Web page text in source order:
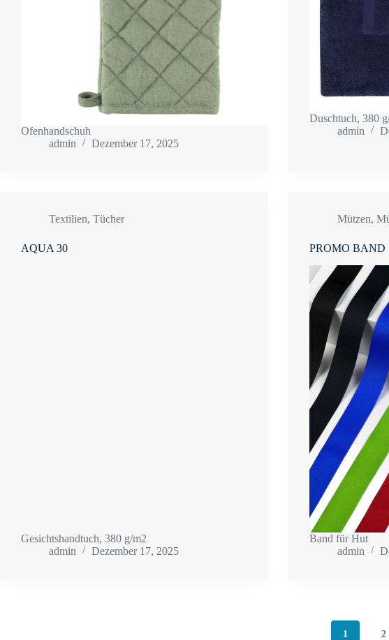
Ofenhandschuh
admin
Dezember 17, 2025
Duschtuch, 380
admin
Textilien, Tücher
AQUA 30
Gesichtshandtuch, 380 g/m2
admin
Dezember 17, 2025
Mützen,
PROMO BAND
Band für Hut
admin
1 2